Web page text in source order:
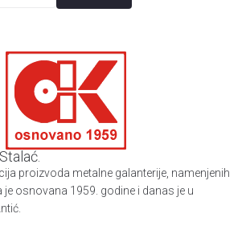
proizvoda metalne galanterije, namenjenih
osnovana 1959. godine i danas je u